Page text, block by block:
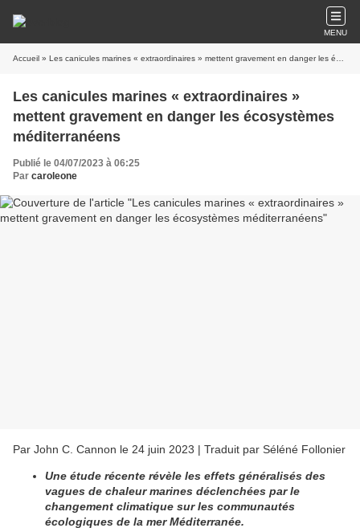
MENU
Accueil » Les canicules marines « extraordinaires » mettent gravement en danger les écosystèmes méditerranéens
Les canicules marines « extraordinaires »
mettent gravement en danger les écosystèmes
méditerranéens
Publié le 04/07/2023 à 06:25
Par caroleone
Par John C. Cannon le 24 juin 2023 | Traduit par Séléné Follonier
Une étude récente révèle les effets généralisés des
vagues de chaleur marines déclenchées par le
changement climatique sur les communautés
écologiques de la mer Méditerranée.